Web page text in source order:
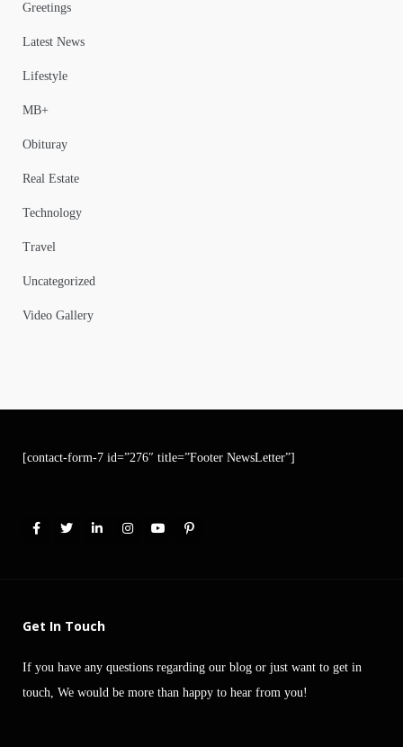
Greetings
Latest News
Lifestyle
MB+
Obituray
Real Estate
Technology
Travel
Uncategorized
Video Gallery
[contact-form-7 id=”276″ title=”Footer NewsLetter”]
Get In Touch
If you have any questions regarding our blog or just want to get in
touch, We would be more than happy to hear from you!